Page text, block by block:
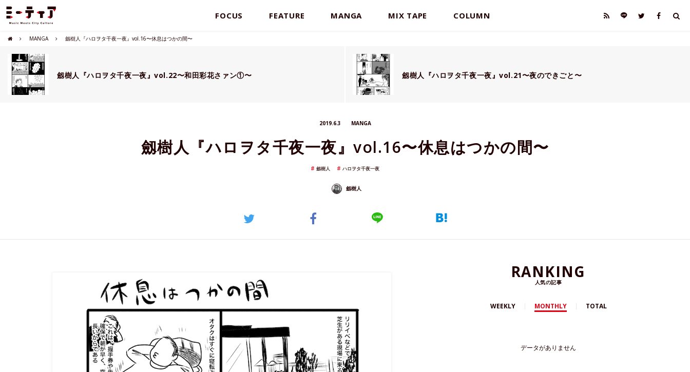
FOCUS FEATURE MANGA MIX TAPE COLUMN
MANGA 劔樹人『ハロヲタ千夜一夜』vol.16〜休息はつかの間〜
劔樹人『ハロヲタ千夜一夜』vol.22〜和田彩花さァン①〜 劔樹人『ハロヲタ千夜一夜』vol.21〜夜のできごと〜
2019.6.3 MANGA
劔樹人『ハロヲタ千夜一夜』vol.16〜休息はつかの間〜
劔樹人 ハロヲタ千夜一夜
劔樹人
RANKING
人気の記事
WEEKLY MONTHLY TOTAL
データがありません